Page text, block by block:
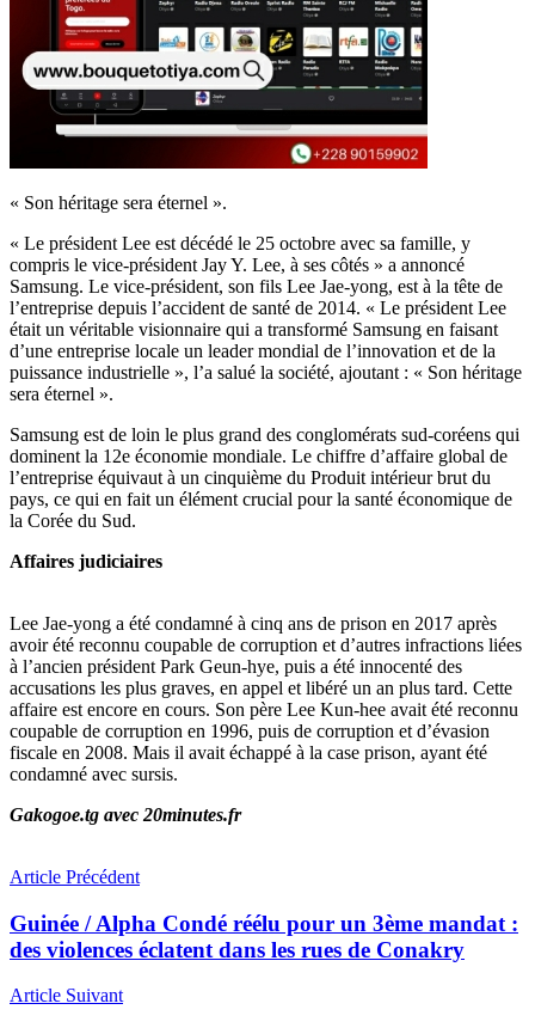
« Son héritage sera éternel ».
« Le président Lee est décédé le 25 octobre avec sa famille, y
compris le vice-président Jay Y. Lee, à ses côtés » a annoncé
Samsung. Le vice-président, son fils Lee Jae-yong, est à la tête de
l’entreprise depuis l’accident de santé de 2014. « Le président Lee
était un véritable visionnaire qui a transformé Samsung en faisant
d’une entreprise locale un leader mondial de l’innovation et de la
puissance industrielle », l’a salué la société, ajoutant : « Son héritage
sera éternel ».
Samsung est de loin le plus grand des conglomérats sud-coréens qui
dominent la 12e économie mondiale. Le chiffre d’affaire global de
l’entreprise équivaut à un cinquième du Produit intérieur brut du
pays, ce qui en fait un élément crucial pour la santé économique de
la Corée du Sud.
Affaires judiciaires
Lee Jae-yong a été condamné à cinq ans de prison en 2017 après
avoir été reconnu coupable de corruption et d’autres infractions liées
à l’ancien président Park Geun-hye, puis a été innocenté des
accusations les plus graves, en appel et libéré un an plus tard. Cette
affaire est encore en cours. Son père Lee Kun-hee avait été reconnu
coupable de corruption en 1996, puis de corruption et d’évasion
fiscale en 2008. Mais il avait échappé à la case prison, ayant été
condamné avec sursis.
Gakogoe.tg avec 20minutes.fr
Article Précédent
Guinée / Alpha Condé réélu pour un 3ème mandat :
des violences éclatent dans les rues de Conakry
Article Suivant